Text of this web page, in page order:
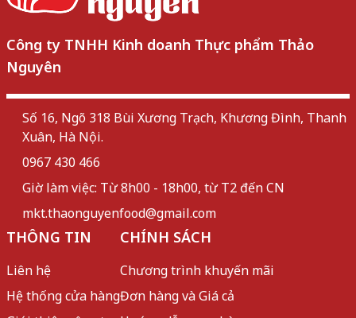
Công ty TNHH Kinh doanh Thực phẩm Thảo
Nguyên
Số 16, Ngõ 318 Bùi Xương Trạch, Khương Đình, Thanh
Xuân, Hà Nội.
0967 430 466
Giờ làm việc: Từ 8h00 - 18h00, từ T2 đến CN
mkt.thaonguyenfood@gmail.com
THÔNG TIN
Liên hệ
Hệ thống cửa hàng
CHÍNH SÁCH
Chương trình khuyến mãi
Đơn hàng và Giá cả